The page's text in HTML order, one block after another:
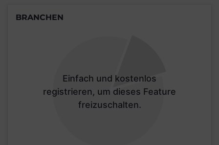
BRANCHEN
Einfach und kostenlos
registrieren, um dieses Feature
freizuschalten.